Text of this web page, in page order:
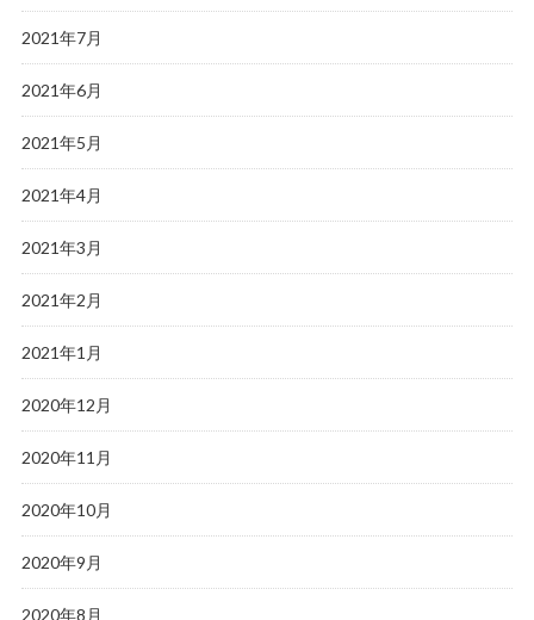
2021年7月
2021年6月
2021年5月
2021年4月
2021年3月
2021年2月
2021年1月
2020年12月
2020年11月
2020年10月
2020年9月
2020年8月